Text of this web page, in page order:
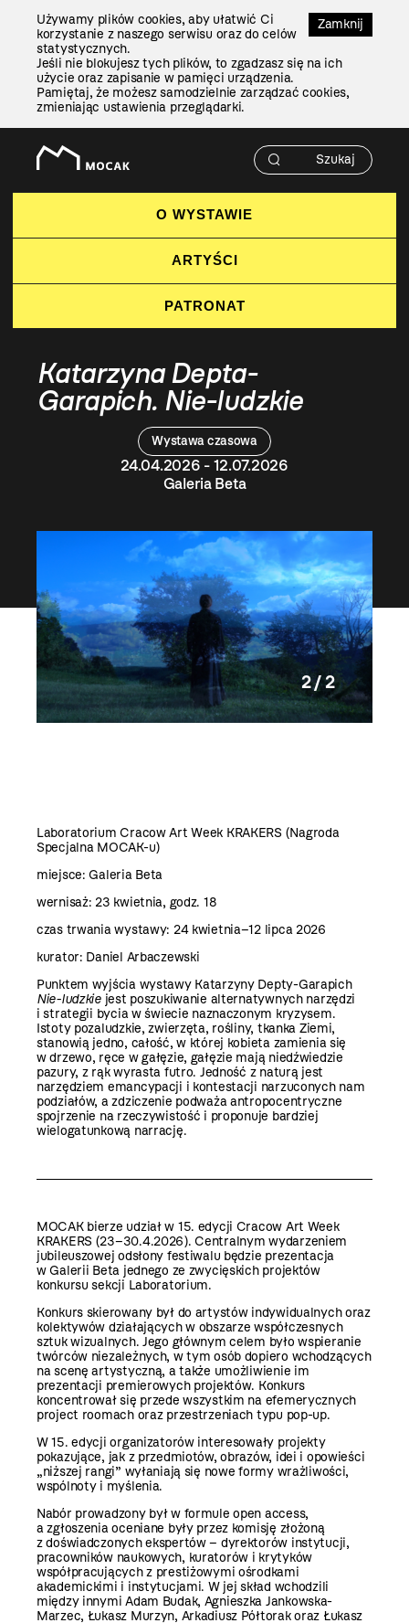
Zamknij
Używamy plików cookies, aby ułatwić Ci
korzystanie z naszego serwisu oraz do celów
statystycznych.
Jeśli nie blokujesz tych plików, to zgadzasz się na ich
użycie oraz zapisanie w pamięci urządzenia.
Pamiętaj, że możesz samodzielnie zarządzać cookies,
zmieniając ustawienia przeglądarki.
O WYSTAWIE
ARTYŚCI
PATRONAT
Wystawa czasowa
24.04.2026 - 12.07.2026
Galeria Beta
Katarzyna Depta-
Garapich. Nie-ludzkie
2 / 2
Laboratorium Cracow Art Week KRAKERS (Nagroda
Specjalna MOCAK-u)
miejsce: Galeria Beta
wernisaż: 23 kwietnia, godz. 18
czas trwania wystawy: 24 kwietnia–12 lipca 2026
kurator: Daniel Arbaczewski
Punktem wyjścia wystawy Katarzyny Depty-Garapich
Nie-ludzkie jest poszukiwanie alternatywnych narzędzi
i strategii bycia w świecie naznaczonym kryzysem.
Istoty pozaludzkie, zwierzęta, rośliny, tkanka Ziemi,
stanowią jedno, całość, w której kobieta zamienia się
w drzewo, ręce w gałęzie, gałęzie mają niedźwiedzie
pazury, z rąk wyrasta futro. Jedność z naturą jest
narzędziem emancypacji i kontestacji narzuconych nam
podziałów, a zdziczenie podważa antropocentryczne
spojrzenie na rzeczywistość i proponuje bardziej
wielogatunkową narrację.
MOCAK bierze udział w 15. edycji Cracow Art Week
KRAKERS (23–30.4.2026). Centralnym wydarzeniem
jubileuszowej odsłony festiwalu będzie prezentacja
w Galerii Beta jednego ze zwycięskich projektów
konkursu sekcji Laboratorium.
Konkurs skierowany był do artystów indywidualnych oraz
kolektywów działających w obszarze współczesnych
sztuk wizualnych. Jego głównym celem było wspieranie
twórców niezależnych, w tym osób dopiero wchodzących
na scenę artystyczną, a także umożliwienie im
prezentacji premierowych projektów. Konkurs
koncentrował się przede wszystkim na efemerycznych
project roomach oraz przestrzeniach typu pop-up.
W 15. edycji organizatorów interesowały projekty
pokazujące, jak z przedmiotów, obrazów, idei i opowieści
„niższej rangi” wyłaniają się nowe formy wrażliwości,
wspólnoty i myślenia.
Nabór prowadzony był w formule open access,
a zgłoszenia oceniane były przez komisję złożoną
z doświadczonych ekspertów – dyrektorów instytucji,
pracowników naukowych, kuratorów i krytyków
współpracujących z prestiżowymi ośrodkami
akademickimi i instytucjami. W jej skład wchodzili
między innymi Adam Budak, Agnieszka Jankowska-
Marzec, Łukasz Murzyn, Arkadiusz Półtorak oraz Łukasz